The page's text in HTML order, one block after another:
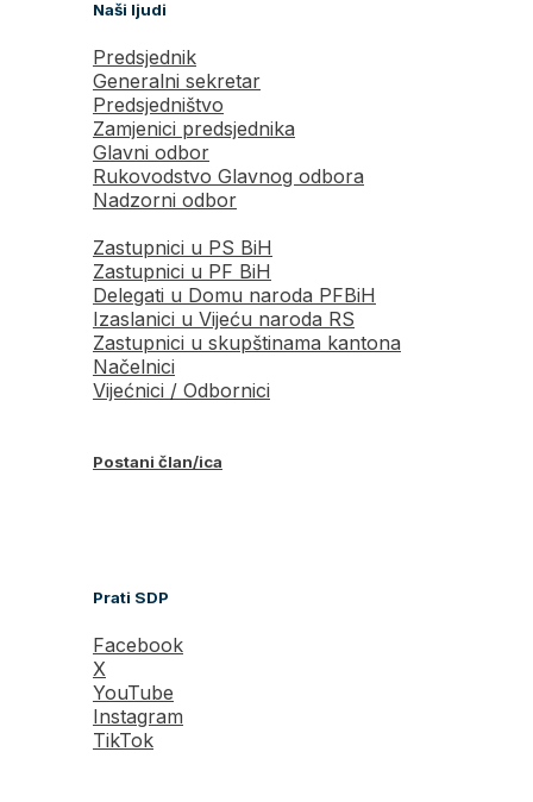
Naši ljudi
Predsjednik
Generalni sekretar
Predsjedništvo
Zamjenici predsjednika
Glavni odbor
Rukovodstvo Glavnog odbora
Nadzorni odbor
Zastupnici u PS BiH
Zastupnici u PF BiH
Delegati u Domu naroda PFBiH
Izaslanici u Vijeću naroda RS
Zastupnici u skupštinama kantona
Načelnici
Vijećnici / Odbornici
Postani član/ica
Prati SDP
Facebook
X
YouTube
Instagram
TikTok